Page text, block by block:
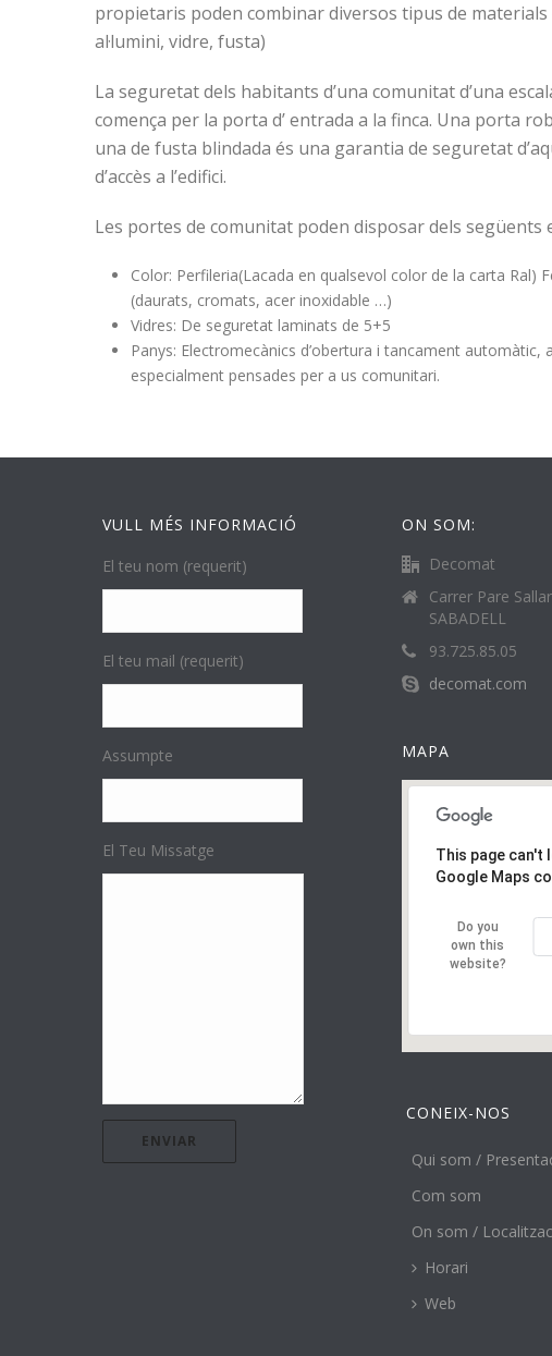
propietaris poden combinar diversos tipus de
al·lumini, vidre, fusta)
La seguretat dels habitants d’una comunitat d’una
comença per la porta d’ entrada a la finca. Una porta
una de fusta blindada és una garantia de seguretat
d’accès a l’edifici.
Les portes de comunitat poden disposar dels següents
Color: Perfileria(Lacada en qualsevol color de la carta Ral)
(daurats, cromats, acer inoxidable …)
Vidres: De seguretat laminats de 5+5
Panys: Electromecànics d’obertura i tancament automàtic,
especialment pensades per a us comunitari.
VULL MÉS INFORMACIÓ
El teu nom (requerit)
El teu mail (requerit)
Assumpte
El Teu Missatge
ON SOM:
Decomat
Carrer Pare
SABADELL
93.725.85.05
decomat.com
MAPA
This page can't
Google Maps
Do you
own this
website?
CONEIX-NOS
Qui som /
Com som
On som /
Horari
Web